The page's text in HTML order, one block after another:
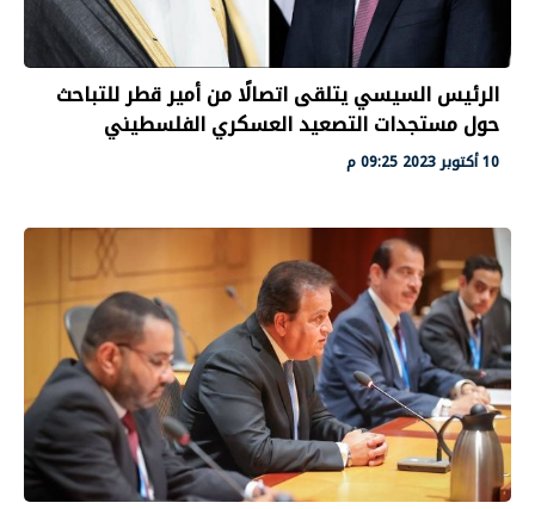
الرئيس السيسي يتلقى اتصالًا من أمير قطر للتباحث
حول مستجدات التصعيد العسكري الفلسطيني
10 أكتوبر 2023 09:25 م